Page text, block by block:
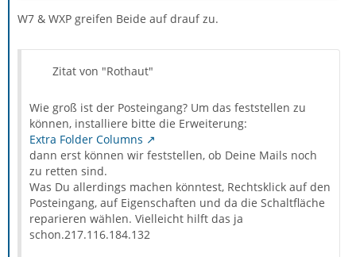
W7 & WXP greifen Beide auf drauf zu.
Zitat von "Rothaut"
Wie groß ist der Posteingang? Um das feststellen zu
können, installiere bitte die Erweiterung:
Extra Folder Columns
dann erst können wir feststellen, ob Deine Mails noch
zu retten sind.
Was Du allerdings machen könntest, Rechtsklick auf den
Posteingang, auf Eigenschaften und da die Schaltfläche
reparieren wählen. Vielleicht hilft das ja
schon.217.116.184.132